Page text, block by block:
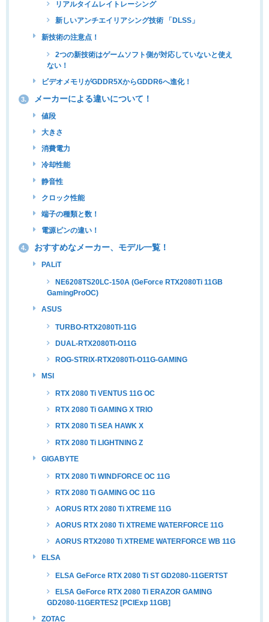
リアルタイムレイトレーシング
新しいアンチエイリアシング技術 「DLSS」
新技術の注意点！
2つの新技術はゲームソフト側が対応していないと使え
ない！
ビデオメモリがGDDR5XからGDDR6へ進化！
3. メーカーによる違いについて！
値段
大きさ
消費電力
冷却性能
静音性
クロック性能
端子の種類と数！
電源ピンの違い！
4. おすすめなメーカー、モデル一覧！
PALiT
NE6208TS20LC-150A (GeForce RTX2080Ti 11GB
GamingProOC)
ASUS
TURBO-RTX2080TI-11G
DUAL-RTX2080TI-O11G
ROG-STRIX-RTX2080TI-O11G-GAMING
MSI
RTX 2080 Ti VENTUS 11G OC
RTX 2080 Ti GAMING X TRIO
RTX 2080 Ti SEA HAWK X
RTX 2080 Ti LIGHTNING Z
GIGABYTE
RTX 2080 Ti WINDFORCE OC 11G
RTX 2080 Ti GAMING OC 11G
AORUS RTX 2080 Ti XTREME 11G
AORUS RTX 2080 Ti XTREME WATERFORCE 11G
AORUS RTX2080 Ti XTREME WATERFORCE WB 11G
ELSA
ELSA GeForce RTX 2080 Ti ST GD2080-11GERTST
ELSA GeForce RTX 2080 Ti ERAZOR GAMING
GD2080-11GERTES2 [PCIExp 11GB]
ZOTAC